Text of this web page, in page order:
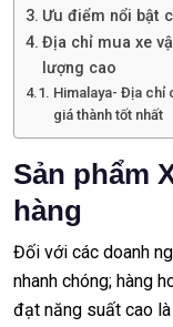
Ưu điểm nổi bật
Địa chỉ mua xe
lượng cao
Himalaya- Địa chỉ
giá thành tốt nhất
Sản phẩm
hàng
Đối với các doanh
nhanh chóng; hàng
đạt năng suất cao